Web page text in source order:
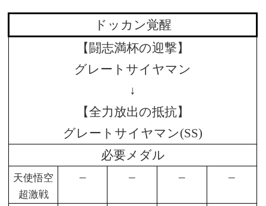
ドッカン覚醒
【闘志満杯の迎撃】
グレートサイヤマン
↓
【全力放出の抵抗】
グレートサイヤマン(SS)
必要メダル
天使悟空
超激戦
– – – –